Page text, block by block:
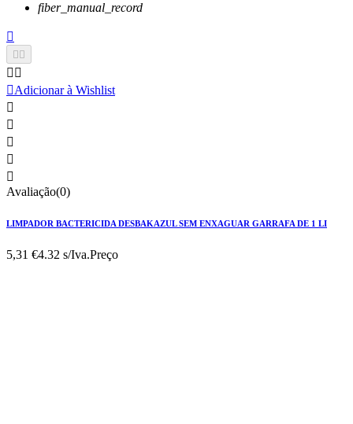
fiber_manual_record

 
 
Adicionar à Wishlist





Avaliação(0)
LIMPADOR BACTERICIDA DESBAKAZUL SEM ENXAGUAR GARRAFA DE 1 LI
5,31 €4.32 s/Iva.Preço